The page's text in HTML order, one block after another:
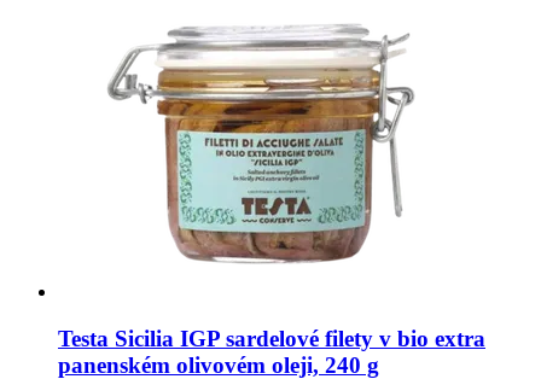
Testa Sicilia IGP sardelové filety v bio extra
panenském olivovém oleji, 240 g